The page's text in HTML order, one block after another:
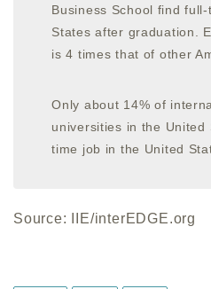
Business School find
States after graduation.
is 4 times that of other
Only about 14% of
universities in the United
time job in the United
Source: IIE/interEDGE.org